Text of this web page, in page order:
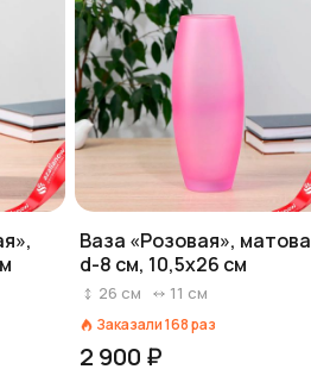
Ваза «Розовая»,
d-8 см, 10,5х26 см
26 см 11 см
Заказали168раз
2 900 ₽